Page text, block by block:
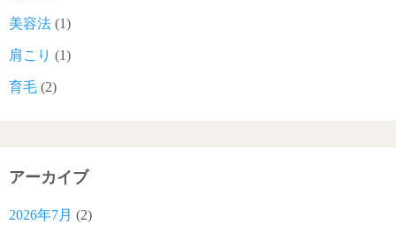
美容法 (1)
肩こり (1)
育毛 (2)
アーカイブ
2026年7月 (2)